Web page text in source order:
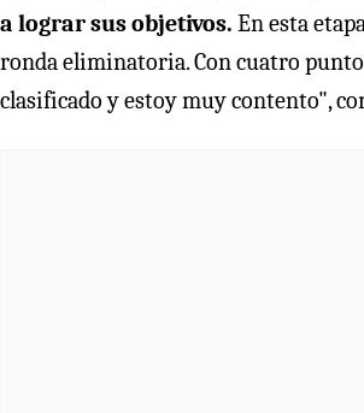
a lograr sus objetivos. En esta
ronda eliminatoria. Con cuatro
clasificado y estoy muy contento",